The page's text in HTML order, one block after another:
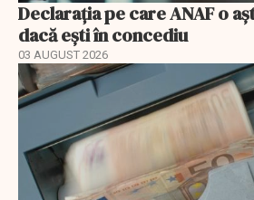
Declarația pe care ANAF o
dacă ești în concediu
03 AUGUST 2026